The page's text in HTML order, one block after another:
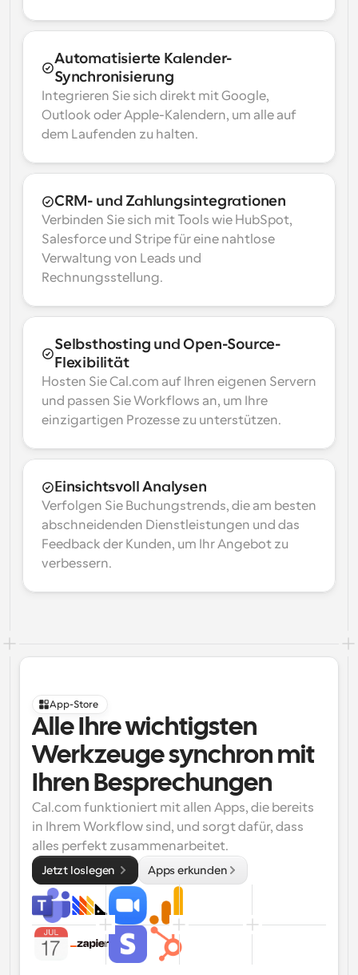
Automatisierte Kalender-
Synchronisierung
Integrieren Sie sich direkt mit Google,
Outlook oder Apple-Kalendern, um alle auf
dem Laufenden zu halten.
CRM- und Zahlungsintegrationen
Verbinden Sie sich mit Tools wie HubSpot,
Salesforce und Stripe für eine nahtlose
Verwaltung von Leads und
Rechnungsstellung.
Selbsthosting und Open-Source-
Flexibilität
Hosten Sie Cal.com auf Ihren eigenen Servern
und passen Sie Workflows an, um Ihre
einzigartigen Prozesse zu unterstützen.
Einsichtsvoll Analysen
Verfolgen Sie Buchungstrends, die am besten
abschneidenden Dienstleistungen und das
Feedback der Kunden, um Ihr Angebot zu
verbessern.
App-Store
Alle Ihre wichtigsten
Werkzeuge synchron mit
Ihren Besprechungen
Cal.com funktioniert mit allen Apps, die bereits
in Ihrem Workflow sind, und sorgt dafür, dass
alles perfekt zusammenarbeitet.
Jetzt loslegen Apps erkunden